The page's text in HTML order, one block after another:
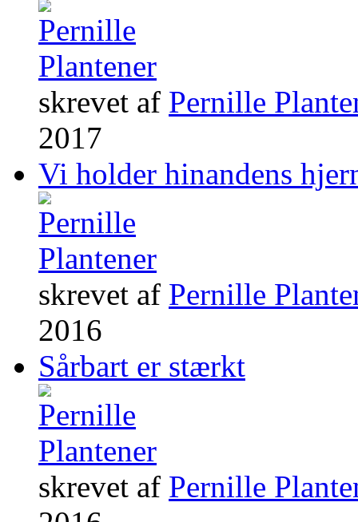
skrevet af Pernille
2017
Vi holder hinandens
skrevet af Pernille
2016
Sårbart er stærkt
skrevet af Pernille